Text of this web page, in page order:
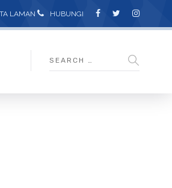
LAMAN HUBUNGI